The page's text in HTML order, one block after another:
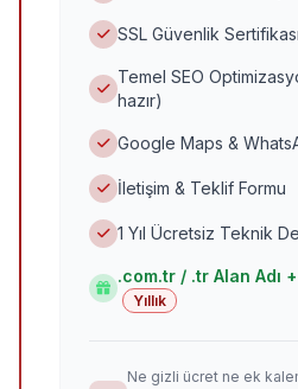
SSL Güvenlik Sertifikası
Temel SEO
hazır)
Google Maps &
İletişim & Teklif Formu
1 Yıl Ücretsiz Teknik
.com.tr / .tr Alan Adı
Yıllık
Ne gizli ücret ne ek